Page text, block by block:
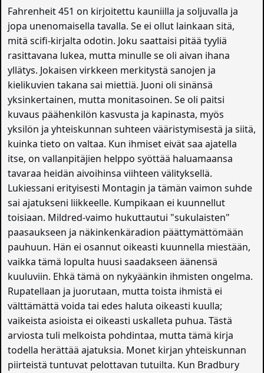
Fahrenheit 451 on kirjoitettu kauniilla ja soljuvalla ja
jopa unenomaisella tavalla. Se ei ollut lainkaan sitä,
mitä scifi-kirjalta odotin. Joku saattaisi pitää tyyliä
rasittavana lukea, mutta minulle se oli aivan ihana
yllätys. Jokaisen virkkeen merkitystä sanojen ja
kielikuvien takana sai miettiä. Juoni oli sinänsä
yksinkertainen, mutta monitasoinen. Se oli paitsi
kuvaus päähenkilön kasvusta ja kapinasta, myös
yksilön ja yhteiskunnan suhteen vääristymisestä ja siitä,
kuinka tieto on valtaa. Kun ihmiset eivät saa ajatella
itse, on vallanpitäjien helppo syöttää haluamaansa
tavaraa heidän aivoihinsa viihteen välityksellä.
Lukiessani erityisesti Montagin ja tämän vaimon suhde
sai ajatukseni liikkeelle. Kumpikaan ei kuunnellut
toisiaan. Mildred-vaimo hukuttautui "sukulaisten"
paasaukseen ja näkinkenkäradion päättymättömään
pauhuun. Hän ei osannut oikeasti kuunnella miestään,
vaikka tämä lopulta huusi saadakseen äänensä
kuuluviin. Ehkä tämä on nykyäänkin ihmisten ongelma.
Rupatellaan ja juorutaan, mutta toista ihmistä ei
välttämättä voida tai edes haluta oikeasti kuulla;
vaikeista asioista ei oikeasti uskalleta puhua. Tästä
arviosta tuli melkoista pohdintaa, mutta tämä kirja
todella herättää ajatuksia. Monet kirjan yhteiskunnan
piirteistä tuntuvat pelottavan tutuilta. Kun Bradbury